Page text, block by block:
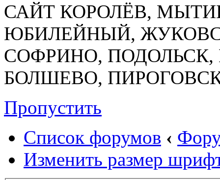
САЙТ КОРОЛЁВ,
ЮБИЛЕЙНЫЙ,
СОФРИНО,
БОЛШЕВО,
Пропустить
Список форумов ‹
Изменить размер